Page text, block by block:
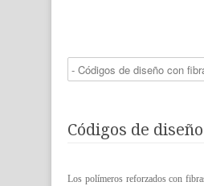
Códigos de
Los polímeros reforzados con